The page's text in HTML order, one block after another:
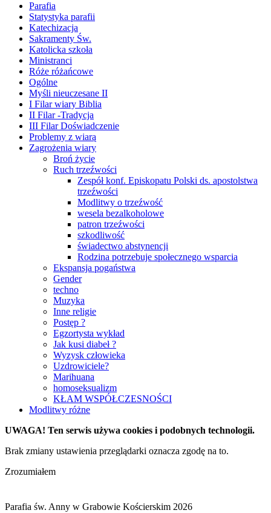
Parafia
Statystyka parafii
Katechizacja
Sakramenty Św.
Katolicka szkoła
Ministranci
Róże różańcowe
Ogólne
Myśli nieuczesane II
I Filar wiary Biblia
II Filar -Tradycja
III Filar Doświadczenie
Problemy z wiarą
Zagrożenia wiary
Broń życie
Ruch trzeźwości
Zespół konf. Episkopatu Polski ds. apostolstwa
trzeźwości
Modlitwy o trzeźwość
wesela bezalkoholowe
patron trzeźwości
szkodliwość
świadectwo abstynencji
Rodzina potrzebuje społecznego wsparcia
Ekspansja pogaństwa
Gender
techno
Muzyka
Inne religie
Postęp ?
Egzortysta wykład
Jak kusi diabeł ?
Wyzysk człowieka
Uzdrowiciele?
Marihuana
homoseksualizm
KŁAM WSPÓŁCZESNOŚCI
Modlitwy różne
UWAGA! Ten serwis używa cookies i podobnych technologii.
Brak zmiany ustawienia przeglądarki oznacza zgodę na to.
Zrozumiałem
Parafia św. Anny w Grabowie Kościerskim 2026